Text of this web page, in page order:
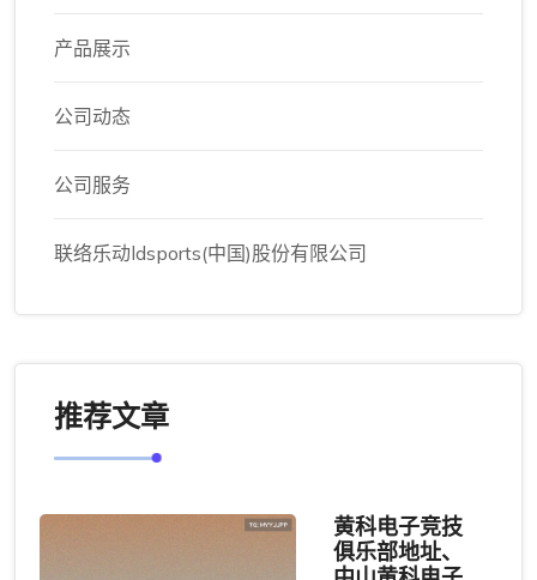
产品展示
公司动态
公司服务
联络乐动ldsports(中国)股份有限公司
推荐文章
黄科电子竞技
俱乐部地址、